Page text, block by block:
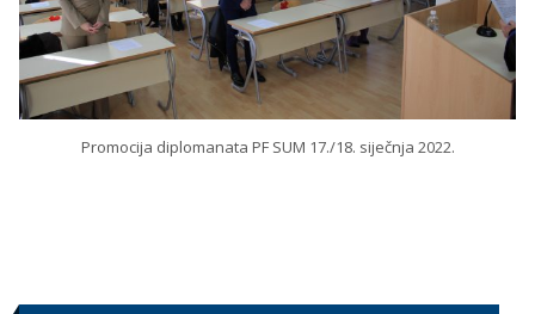
Promocija diplomanata PF SUM 17./18. siječnja 2022.